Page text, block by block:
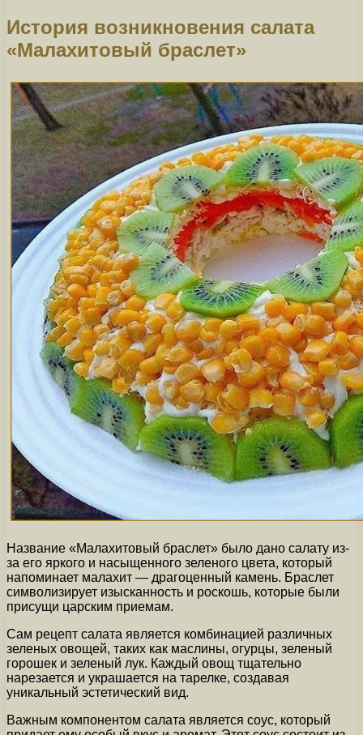
История возникновения салата
«Малахитовый браслет»
Название «Малахитовый браслет» было дано салату из-
за его яркого и насыщенного зеленого цвета, который
напоминает малахит — драгоценный камень. Браслет
символизирует изысканность и роскошь, которые были
присущи царским приемам.
Сам рецепт салата является комбинацией различных
зеленых овощей, таких как маслины, огурцы, зеленый
горошек и зеленый лук. Каждый овощ тщательно
нарезается и украшается на тарелке, создавая
уникальный эстетический вид.
Важным компонентом салата является соус, который